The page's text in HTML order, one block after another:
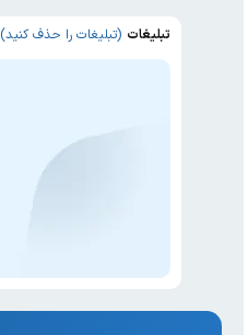
تبلیغات (تبلیغات را حذف کنید)